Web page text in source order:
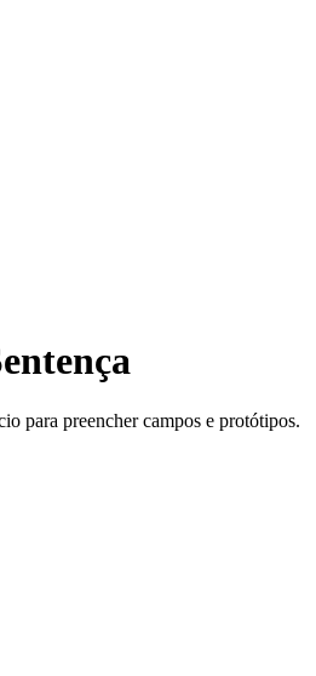
para preencher campos e protótipos.